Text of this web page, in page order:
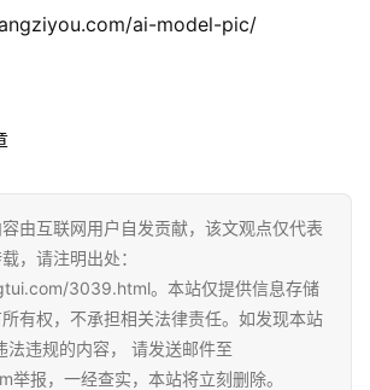
ai-model-pic/
由互联网用户自发贡献，该文观点仅代表
，请注明出处：
3039.html。本站仅提供信息存储
有权，不承担相关法律责任。如发现本站
法违规的内容， 请发送邮件至
报，一经查实，本站将立刻删除。